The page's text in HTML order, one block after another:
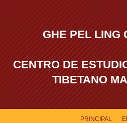
GHE PEL LING
CENTRO DE
TIBETANO
PRINCIPAL